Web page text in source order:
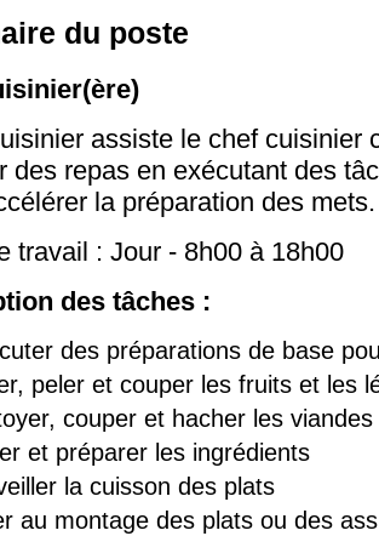
du poste
assiste le chef cuisinier
des repas en exécutant des
la préparation des mets.
travail : Jour - 8h00 à 18h00
des tâches :
des préparations de base
peler et couper les fruits et les
couper et hacher les
et préparer les ingrédients
la cuisson des plats
au montage des plats ou des